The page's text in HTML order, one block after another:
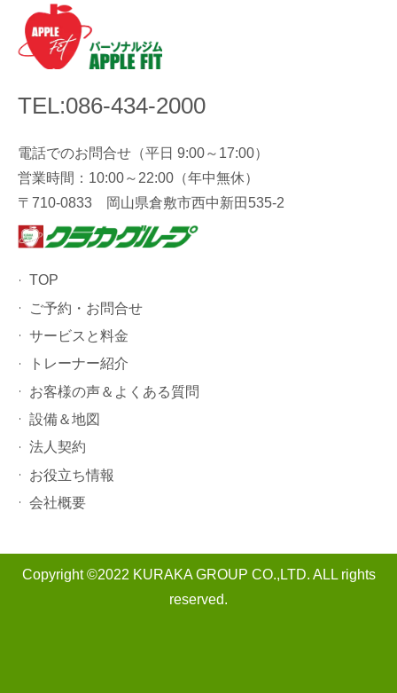
TEL:086-434-2000
電話でのお問合せ（平日 9:00～17:00）
営業時間：10:00～22:00（年中無休）
〒710-0833 岡山県倉敷市西中新田535-2
TOP
ご予約・お問合せ
サービスと料金
トレーナー紹介
お客様の声＆よくある質問
設備＆地図
法人契約
お役立ち情報
会社概要
Copyright ©2022 KURAKA GROUP CO.,LTD. ALL rights
reserved.